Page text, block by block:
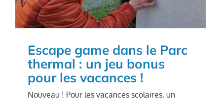
Escape game dans le Parc
thermal : un jeu bonus
pour les vacances !
Nouveau ! Pour les vacances scolaires, un